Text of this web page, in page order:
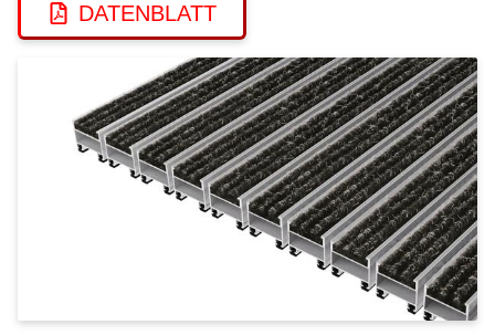
DATENBLATT